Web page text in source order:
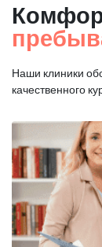
Наши клиники
качественного